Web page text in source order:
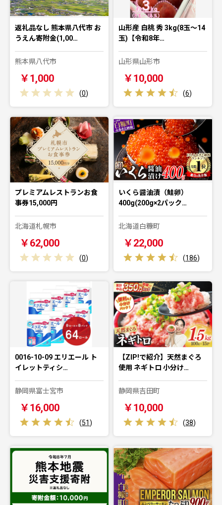
返礼品なし 熊本県八代市 お
うえん寄附金(1,00…
熊本県八代市
￥1,000
(0)
山形産 白桃 秀 3kg(8玉～14
玉)【令和8年…
山形県山形市
￥10,000
(6)
プレミアムレストランお食
事券15,000円
北海道札幌市
￥62,000
(0)
いくら醤油漬（鮭卵）
400g(200g×2パック…
北海道白糠町
￥22,000
(186)
0016-10-09 エリエール ト
イレットティシ…
静岡県富士宮市
￥16,000
(51)
【ZIP!で紹介】天然まぐろ
使用 ネギトロ 小分け…
静岡県吉田町
￥10,000
(38)